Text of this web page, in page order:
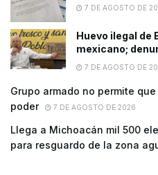
7 DE AGOSTO DE
Huevo ilegal de
mexicano;
7 DE AGOSTO DE
Grupo armado no permite
poder
7 DE AGOSTO DE 2026
Llega a Michoacán mil 500
para resguardo de la zona